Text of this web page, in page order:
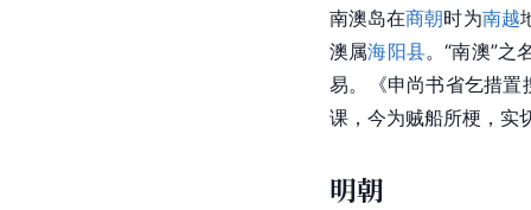
南澳岛在商朝时为南越
澳属海阳县。“南澳”之
易。《申尚书省乞措置
课，今为贼船所梗，实
明朝